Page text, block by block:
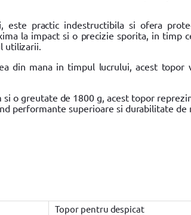
este practic indestructibila si ofera
la impact si o precizie sporita, in timp
utilizarii.
din mana in timpul lucrului, acest topor
o greutate de 1800 g, acest topor
performante superioare si durabilitate de
Topor pentru despicat